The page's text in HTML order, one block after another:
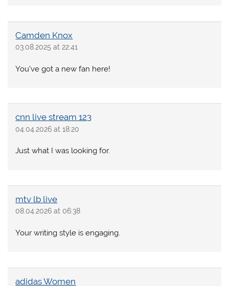
Camden Knox
03.08.2025 at 22:41
You’ve got a new fan here!
cnn live stream 123
04.04.2026 at 18:20
Just what I was looking for.
mtv lb live
08.04.2026 at 06:38
Your writing style is engaging.
adidas Women